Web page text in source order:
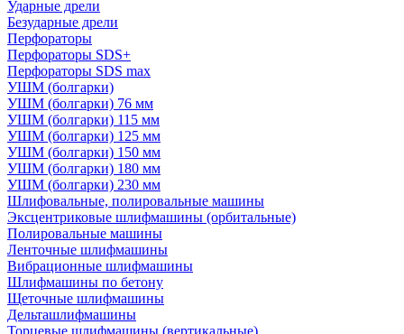
Ударные дрели
Безударные дрели
Перфораторы
Перфораторы SDS+
Перфораторы SDS max
УШМ (болгарки)
УШМ (болгарки) 76 мм
УШМ (болгарки) 115 мм
УШМ (болгарки) 125 мм
УШМ (болгарки) 150 мм
УШМ (болгарки) 180 мм
УШМ (болгарки) 230 мм
Шлифовальные, полировальные машины
Эксцентриковые шлифмашины (орбитальные)
Полировальные машины
Ленточные шлифмашины
Вибрационные шлифмашины
Шлифмашины по бетону
Щеточные шлифмашины
Дельташлифмашины
Торцевые шлифмашины (вертикальные)